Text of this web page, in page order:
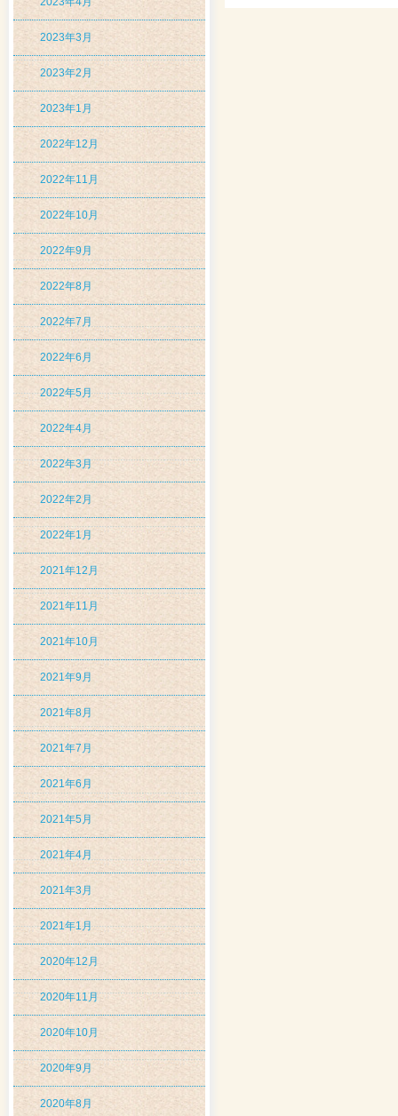
2023年3月
2023年2月
2023年1月
2022年12月
2022年11月
2022年10月
2022年9月
2022年8月
2022年7月
2022年6月
2022年5月
2022年4月
2022年3月
2022年2月
2022年1月
2021年12月
2021年11月
2021年10月
2021年9月
2021年8月
2021年7月
2021年6月
2021年5月
2021年4月
2021年3月
2021年1月
2020年12月
2020年11月
2020年10月
2020年9月
2020年8月